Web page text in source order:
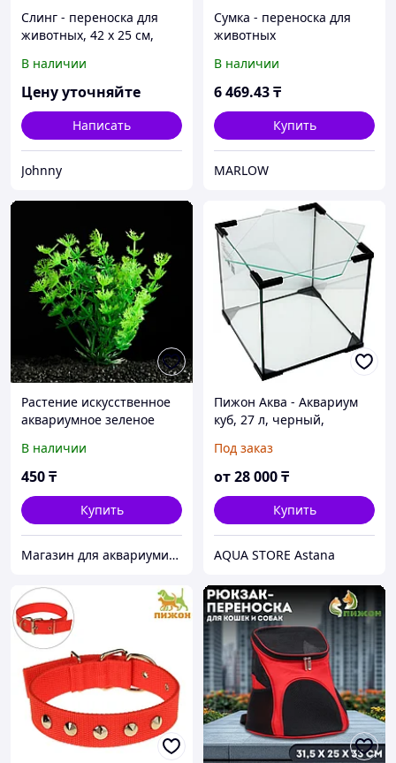
Слинг - переноска для
животных, 42 х 25 см,
В наличии
Цену уточняйте
Написать
Johnny
Сумка - переноска для
животных
х 24 см, серая
В наличии
6 469.43₸
Купить
MARLOW
Растение искусственное
аквариумное зеленое
В наличии
450₸
Купить
Магазин для аквариумистов aqua04
Пижон Аква - Аквариум
куб, 27 л, черный,
Под заказ
от28 000₸
Купить
AQUA STORE Astana